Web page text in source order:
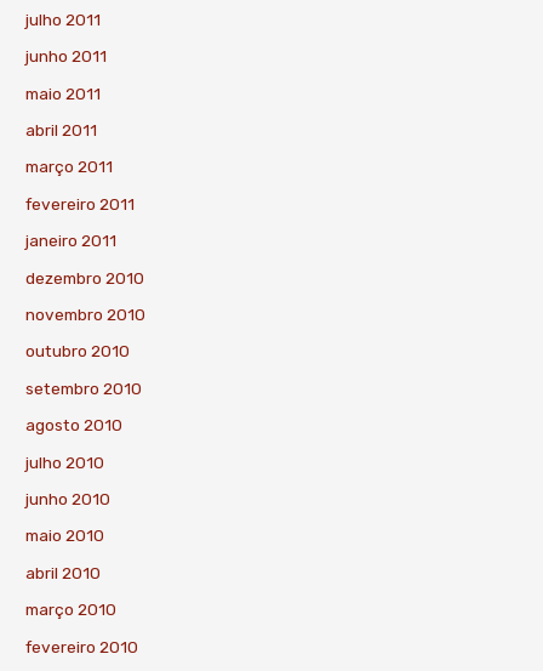
julho 2011
junho 2011
maio 2011
abril 2011
março 2011
fevereiro 2011
janeiro 2011
dezembro 2010
novembro 2010
outubro 2010
setembro 2010
agosto 2010
julho 2010
junho 2010
maio 2010
abril 2010
março 2010
fevereiro 2010